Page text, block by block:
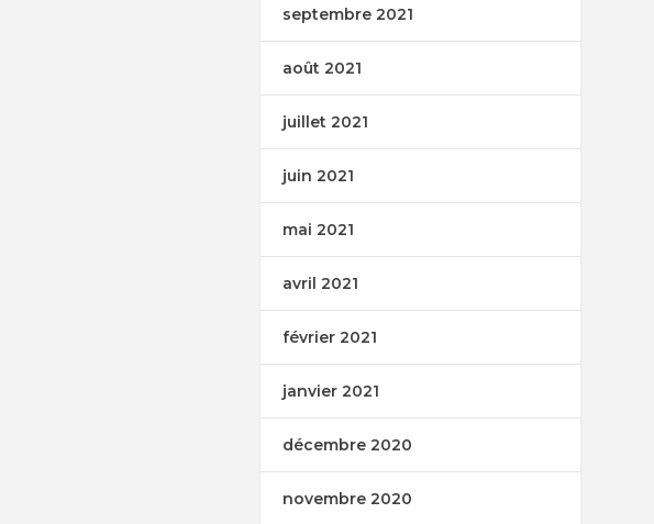
septembre 2021
août 2021
juillet 2021
juin 2021
mai 2021
avril 2021
février 2021
janvier 2021
décembre 2020
novembre 2020